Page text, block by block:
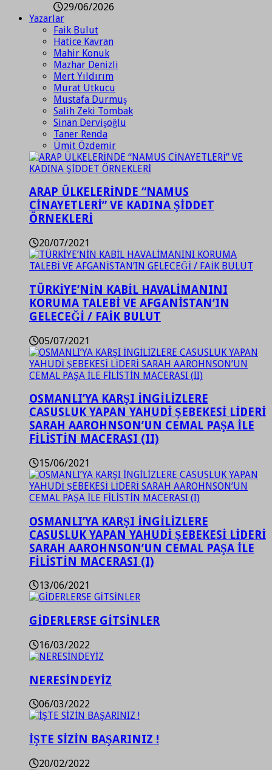
29/06/2026
Yazarlar
Faik Bulut
Hatice Kavran
Mahir Konuk
Mazhar Denizli
Mert Yıldırım
Murat Utkucu
Mustafa Durmuş
Salih Zeki Tombak
Sinan Dervişoğlu
Taner Renda
Ümit Özdemir
ARAP ÜLKELERİNDE “NAMUS
CİNAYETLERİ” VE KADINA ŞİDDET
ÖRNEKLERİ
20/07/2021
TÜRKİYE’NİN KABİL HAVALİMANINI
KORUMA TALEBİ VE AFGANİSTAN’IN
GELECEĞİ / FAİK BULUT
05/07/2021
OSMANLI’YA KARŞI İNGİLİZLERE
CASUSLUK YAPAN YAHUDİ ŞEBEKESİ LİDERİ
SARAH AAROHNSON’UN CEMAL PAŞA İLE
FİLİSTİN MACERASI (II)
15/06/2021
OSMANLI’YA KARŞI İNGİLİZLERE
CASUSLUK YAPAN YAHUDİ ŞEBEKESİ LİDERİ
SARAH AAROHNSON’UN CEMAL PAŞA İLE
FİLİSTİN MACERASI (I)
13/06/2021
GİDERLERSE GİTSİNLER
16/03/2022
NERESİNDEYİZ
06/03/2022
İŞTE SİZİN BAŞARINIZ !
20/02/2022